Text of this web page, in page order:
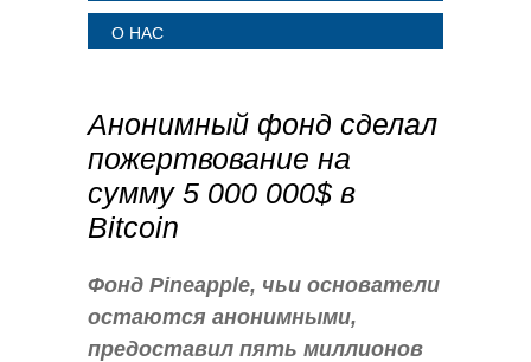
О НАС
Анонимный фонд сделал
пожертвование на
сумму 5 000 000$ в
Bitcoin
Фонд Pineapple, чьи основатели
остаются анонимными,
предоставил пять миллионов